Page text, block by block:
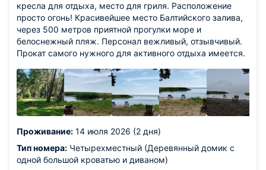
кресла для отдыха, место для гриля. Расположение
просто огонь! Красивейшее место Балтийского залива,
через 500 метров приятной прогулки море и
белоснежный пляж. Персонал вежливый, отзывчивый.
Прокат самого нужного для активного отдыха имеется.
Проживание: 14 июля 2026 (2 дня)
Тип номера: Четырехместный (Деревянный домик с
одной большой кроватью и диваном)